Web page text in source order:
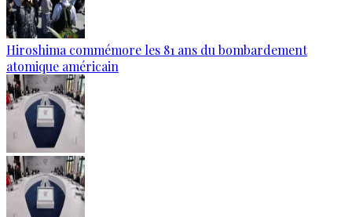
Hiroshima commémore les 81 ans du bombardement
atomique américain